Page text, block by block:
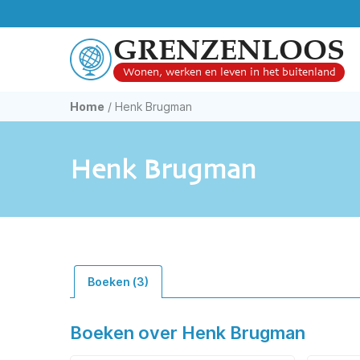
GRENZENLOOS
Wonen, werken en leven in het buitenland
Home / Henk Brugman
Henk Brugman
Boeken (3)
Boeken over Henk Brugman